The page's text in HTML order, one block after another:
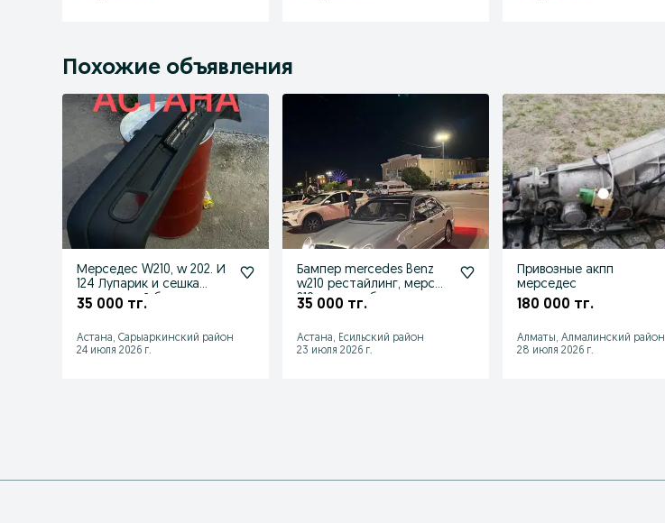
Похожие объявления
Мерседес W210, w 202. И
124 Лупарик и сешка
тюнинговый бампер
35 000 тг.
Астана, Сарыаркинский район
24 июля 2026 г.
Бампер mercedes Benz
w210 рестайлинг, мерс
210 до рест бампер в
35 000 тг.
Астана, Есильский район
23 июля 2026 г.
Привозные акпп
мерседес
180 000 тг.
Алматы, Алмалинский район
28 июля 2026 г.